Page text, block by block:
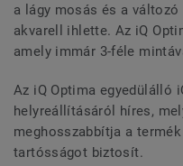
a lágy mosás és a
akvarell ihlette. Az iQ
amely immár 3-féle
Az iQ Optima egyedülálló
helyreállításáról híres,
meghosszabbítja a
tartósságot biztosít.